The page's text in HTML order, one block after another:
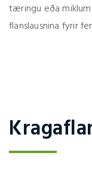
tæringu eða
flanslausnina fyrir